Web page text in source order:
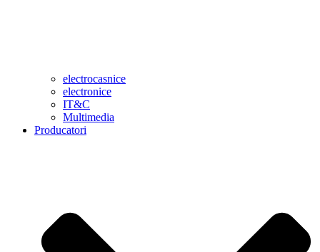
electrocasnice
electronice
IT&C
Multimedia
Producatori